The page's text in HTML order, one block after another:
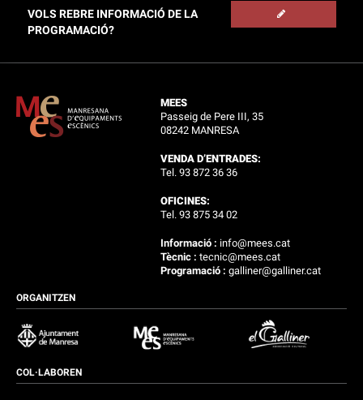
VOLS REBRE INFORMACIÓ DE LA
PROGRAMACIÓ?
MEES
Passeig de Pere III, 35
08242 MANRESA
VENDA D’ENTRADES:
Tel. 93 872 36 36
OFICINES:
Tel. 93 875 34 02
Informació : info@mees.cat
Tècnic :tecnic@mees.cat
Programació :galliner@galliner.cat
ORGANITZEN
COL·LABOREN